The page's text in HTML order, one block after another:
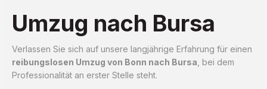
Umzug nach Bursa
Verlassen Sie sich auf unsere langjährige Erfahrung für einen
reibungslosen Umzug von Bonn nach Bursa , bei dem
Professionalität an erster Stelle steht.